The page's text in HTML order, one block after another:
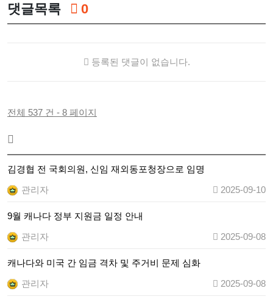
댓글목록 0
등록된 댓글이 없습니다.
전체 537 건 - 8 페이지
김경협 전 국회의원, 신임 재외동포청장으로 임명
관리자
2025-09-10
9월 캐나다 정부 지원금 일정 안내
관리자
2025-09-08
캐나다와 미국 간 임금 격차 및 주거비 문제 심화
관리자
2025-09-08